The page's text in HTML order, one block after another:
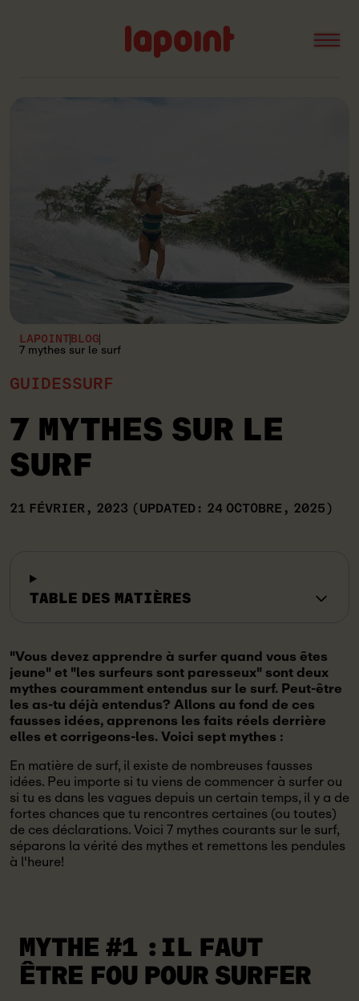
Lapoint
LAPOINT BLOG
7 mythes sur le surf
GUIDESSURF
7 MYTHES SUR LE
SURF
21 FÉVRIER, 2023 (UPDATED: 24 OCTOBRE, 2025)
TABLE DES MATIÈRES
"Vous devez apprendre à surfer quand vous êtes
jeune" et "les surfeurs sont paresseux" sont deux
mythes couramment entendus sur le surf. Peut-être
les as-tu déjà entendus? Allons au fond de ces
fausses idées, apprenons les faits réels derrière
elles et corrigeons-les. Voici sept mythes :
En matière de surf, il existe de nombreuses fausses
idées. Peu importe si tu viens de commencer à surfer ou
si tu es dans les vagues depuis un certain temps, il y a de
fortes chances que tu rencontres certaines (ou toutes)
de ces déclarations. Voici 7 mythes courants sur le surf,
séparons la vérité des mythes et remettons les pendules
à l'heure!
MYTHE #1 :IL FAUT
ÊTRE FOU POUR SURFER